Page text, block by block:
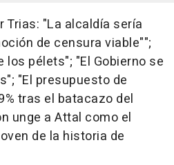
Trias: "La alcaldía sería
de censura viable"";
pélets"; "El Gobierno se
"El presupuesto de
tras el batacazo del
unge a Attal como el
de la historia de